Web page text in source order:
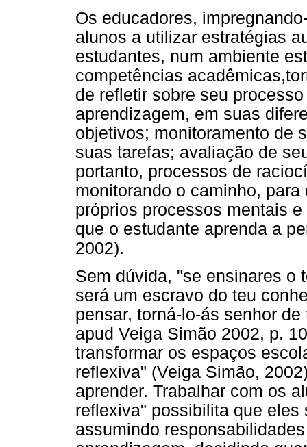
Os educadores,
alunos a utilizar estratégias
estudantes, num ambiente
competências
de refletir sobre seu
aprendizagem, em suas
objetivos; monitoramento de
suas tarefas; avaliação de
portanto, processos de
monitorando o caminho,
próprios processos mentais
que o estudante aprenda a
2002).
Sem dúvida, "se ensinares o
será um escravo do teu
pensar, torná-lo-ás senhor
apud Veiga Simão 2002, p.
transformar os espaços
reflexiva" (Veiga Simão,
aprender. Trabalhar com os
reflexiva" possibilita que eles
assumindo